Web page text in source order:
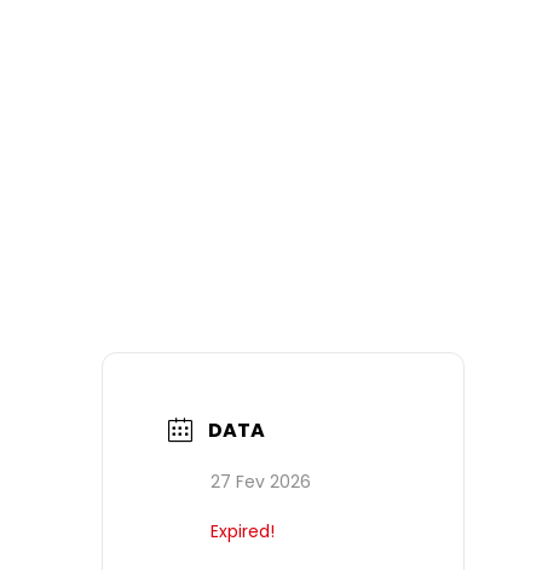
DATA
27 Fev 2026
Expired!